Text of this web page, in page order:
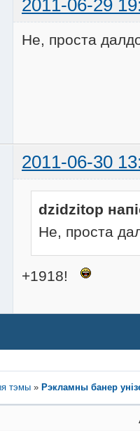
2011-06-29
Не, проста
2011-06-30
dzidzitop
Не, проста
+1918!
тэмы » Рэкламны банер